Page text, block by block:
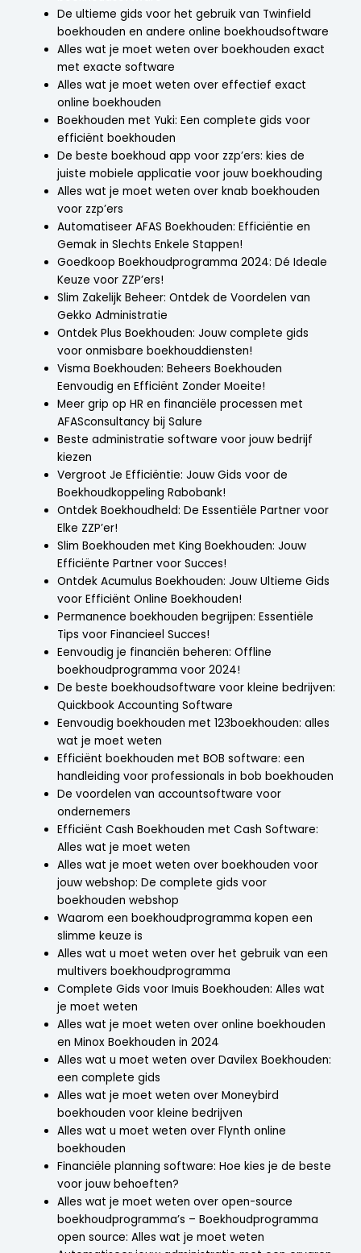
De ultieme gids voor het gebruik van Twinfield
boekhouden en andere online boekhoudsoftware
Alles wat je moet weten over boekhouden exact
met exacte software
Alles wat je moet weten over effectief exact
online boekhouden
Boekhouden met Yuki: Een complete gids voor
efficiënt boekhouden
De beste boekhoud app voor zzp’ers: kies de
juiste mobiele applicatie voor jouw boekhouding
Alles wat je moet weten over knab boekhouden
voor zzp’ers
Automatiseer AFAS Boekhouden: Efficiëntie en
Gemak in Slechts Enkele Stappen!
Goedkoop Boekhoudprogramma 2024: Dé Ideale
Keuze voor ZZP’ers!
Slim Zakelijk Beheer: Ontdek de Voordelen van
Gekko Administratie
Ontdek Plus Boekhouden: Jouw complete gids
voor onmisbare boekhouddiensten!
Visma Boekhouden: Beheers Boekhouden
Eenvoudig en Efficiënt Zonder Moeite!
Meer grip op HR en financiële processen met
AFASconsultancy bij Salure
Beste administratie software voor jouw bedrijf
kiezen
Vergroot Je Efficiëntie: Jouw Gids voor de
Boekhoudkoppeling Rabobank!
Ontdek Boekhoudheld: De Essentiële Partner voor
Elke ZZP’er!
Slim Boekhouden met King Boekhouden: Jouw
Efficiënte Partner voor Succes!
Ontdek Acumulus Boekhouden: Jouw Ultieme Gids
voor Efficiënt Online Boekhouden!
Permanence boekhouden begrijpen: Essentiële
Tips voor Financieel Succes!
Eenvoudig je financiën beheren: Offline
boekhoudprogramma voor 2024!
De beste boekhoudsoftware voor kleine bedrijven:
Quickbook Accounting Software
Eenvoudig boekhouden met 123boekhouden: alles
wat je moet weten
Efficiënt boekhouden met BOB software: een
handleiding voor professionals in bob boekhouden
De voordelen van accountsoftware voor
ondernemers
Efficiënt Cash Boekhouden met Cash Software:
Alles wat je moet weten
Alles wat je moet weten over boekhouden voor
jouw webshop: De complete gids voor
boekhouden webshop
Waarom een boekhoudprogramma kopen een
slimme keuze is
Alles wat u moet weten over het gebruik van een
multivers boekhoudprogramma
Complete Gids voor Imuis Boekhouden: Alles wat
je moet weten
Alles wat je moet weten over online boekhouden
en Minox Boekhouden in 2024
Alles wat u moet weten over Davilex Boekhouden:
een complete gids
Alles wat je moet weten over Moneybird
boekhouden voor kleine bedrijven
Alles wat u moet weten over Flynth online
boekhouden
Financiële planning software: Hoe kies je de beste
voor jouw behoeften?
Alles wat je moet weten over open-source
boekhoudprogramma’s – Boekhoudprogramma
open source: Alles wat je moet weten